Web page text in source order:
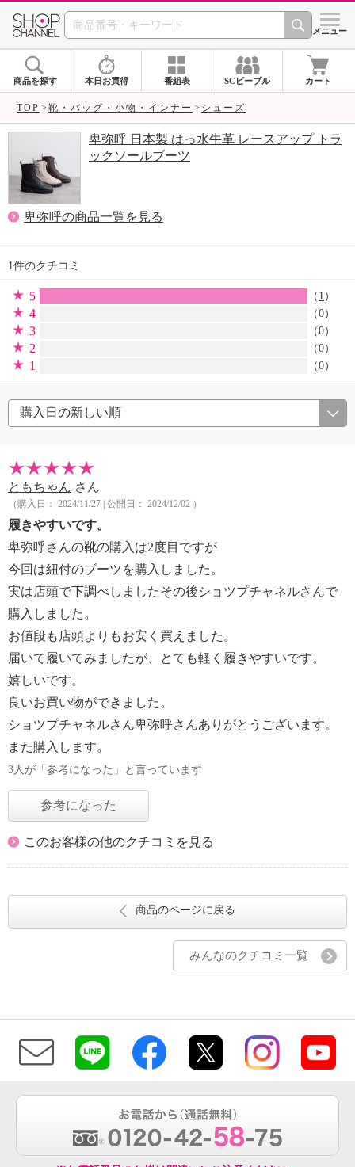
SHOP CHANNEL シメニュー
商品を探す 本日お買得 番組表 SCピープル カート
TOP 靴・バッグ・小物・インナー シューズ
卑弥呼 日本製 はっ水牛革 レースアップ トラ
ックソールブーツ
卑弥呼の商品一覧を見る
1件のクチコミ
5 （ 1 ）
4 （0）
3 （0）
2 （0）
1 （0）
ともちゃん さん
（購入日： 2024/11/27 | 公開日： 2024/12/02 ）
履きやすいです。
卑弥呼さんの靴の購入は2度目ですが
今回は紐付のブーツを購入しました。
実は店頭で下調べしましたその後ショツプチャネルさんで
購入しました。
お値段も店頭よりもお安く買えました。
届いて履いてみましたが、とても軽く履きやすいです。
嬉しいです。
良いお買い物ができました。
ショツプチャネルさん卑弥呼さんありがとうございます。
また購入します。
3人が「参考になった」と言っています
参考になった
このお客様の他のクチコミを見る
商品のページに戻る
みんなのクチコミ一覧